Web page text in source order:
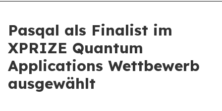
Pasqal als Finalist im
XPRIZE Quantum
Applications Wettbewerb
ausgewählt